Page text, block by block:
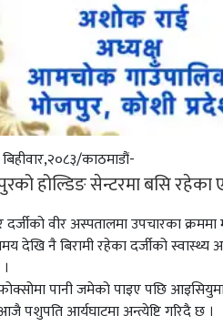
काठमाडौं-
होल्डिङ सेन्टरमा बसि
दर्जीको वीर अस्पतालमा उपचारका
देखि नै बिरामी रहेका दर्जीको
पानी जमेको पाइए पछि आइसियुमा
पशुपति आर्यघाटमा अन्त्येष्टि गरिदै छ ।